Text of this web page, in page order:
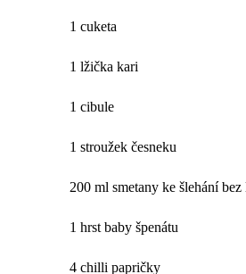
1 cuketa
1 lžička kari
1 cibule
1 stroužek česneku
200 ml smetany ke šlehání
1 hrst baby špenátu
4 chilli papričky